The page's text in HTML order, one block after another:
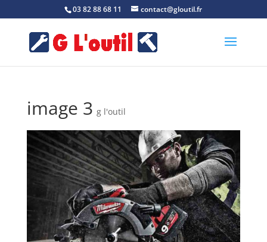
03 82 88 68 11 contact@gloutil.fr
image 3 g l'outil